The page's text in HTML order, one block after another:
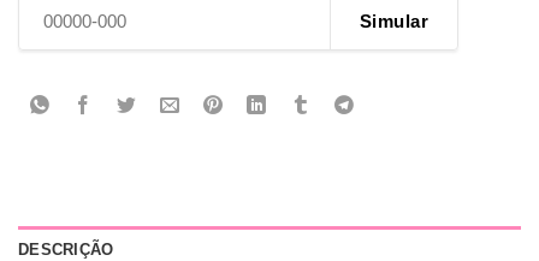
Simular
DESCRIÇÃO